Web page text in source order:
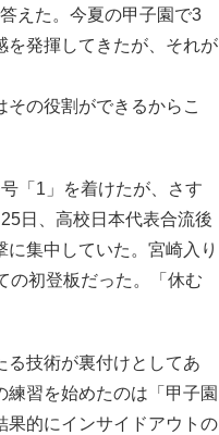
えた。今夏の甲子園で3
を発揮してきたが、それが
その役割ができるからこ
「1」を着けたが、さす
日、高校日本代表合流後
集中していた。宮崎入り
の初登板だった。「休む
技術が裏付けとしてあ
習を始めたのは「甲子園
果的にインサイドアウトの